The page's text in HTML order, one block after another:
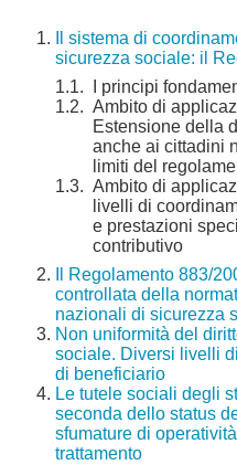
Il sistema di
sicurezza sociale: il
1.1.
I principi
1.2. Ambito di
Estensione della
anche ai cittadini
limiti del
1.3. Ambito di
livelli di
e prestazioni
contributivo
Il Regolamento 883/
controllata della
nazionali di sicurezza
Non uniformità del
sociale. Diversi livelli
di beneficiario
Le tutele sociali degli
seconda dello status
sfumature di
trattamento